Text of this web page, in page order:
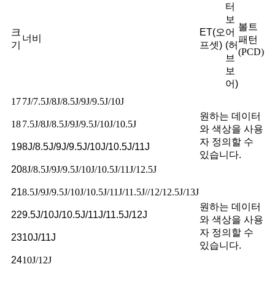
크
기
너비
ET(오
프셋)
터
보
어
(허
브
보
어)
볼트
패턴
(PCD)
177J/7.5J/8J/8.5J/9J/9.5J/10J
원하는 데이터
와 색상을 사용
자 정의할 수
있습니다.
187.5J/8J/8.5J/9J/9.5J/10J/10.5J
198J/8.5J/9J/9.5J/10J/10.5J/11J
208J/8.5J/9J/9.5J/10J/10.5J/11J/12.5J
218.5J/9J/9.5J/10J/10.5J/11J/11.5J//12/12.5J/13J
원하는 데이터
와 색상을 사용
자 정의할 수
있습니다.
229.5J/10J/10.5J/11J/11.5J/12J
2310J/11J
2410J/12J